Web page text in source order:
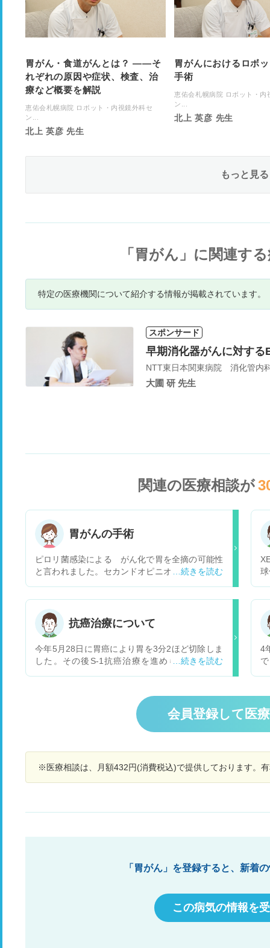
胃がん・食道がんとは？ ——そ
れぞれの原因や症状、検査、治
療など概要を解説
恵佑会札幌病院 ロボット・内視鏡外科セ
ン...
北上 英彦 先生
胃がんにおけるロボ
手術
恵佑会札幌病院 ロボット・内
ン...
北上 英彦 先生
もっと見る
「胃がん」に関連す
特定の医療機関について紹介する情報が掲載されています。
スポンサード
早期消化器がんに対する
NTT東日本関東病院 消化管内
大圃 研 先生
関連の医療相談が
胃がんの手術
ピロリ菌感染による がん化で胃を全摘の可能性
と言われました。セカンドオピニオンを受けるに
抗癌治療について
今年5月28日に胃癌により胃を3分2ほど切除しま
した。その後S-1抗癌治療を進められたのです
にいます、S-1抗癌治療の他に抗癌治療はござい
ませんか？B型肝炎キャリアでもできる抗がん治
療が有りましたら教えていたたけませんか。よろ
4
会員登録して医
※医療相談は、月額432円(消費税込)で提供しております。
「胃がん」を登録すると、新着
この病気の情報を